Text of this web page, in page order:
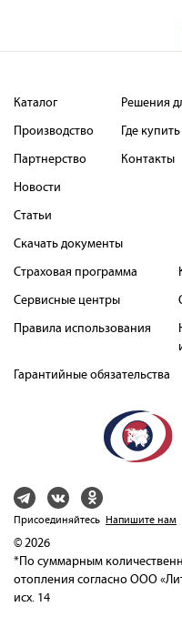
Каталог
Производство
Партнерство
Решения
Где купить
Контакты
Новости
Статьи
Скачать документы
Страховая программа
Сервисные центры
Правила использования
Гарантийные обязательства
Присоединяйтесь Напишите нам
© 2026
*По суммарным
отопления согласно ООО
исх. 14